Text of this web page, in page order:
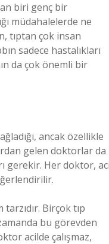
biri genç bir
müdahalelerde ne
tıptan çok insan
sadece hastalıkları
da çok önemli bir
ancak özellikle
gelen doktorlar da
gerekir. Her doktor,
Birçok tıp
bu görevden
acilde çalışmaz,